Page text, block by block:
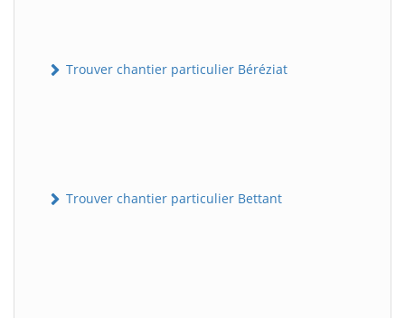
Trouver chantier particulier Béréziat
Trouver chantier particulier Bettant